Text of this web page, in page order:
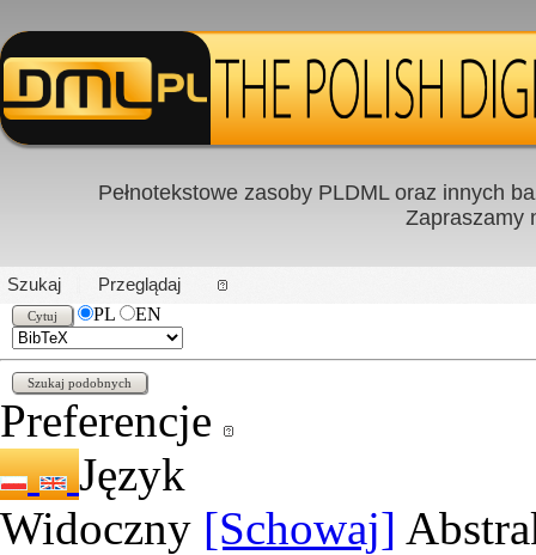
PL|EN
Pełnotekstowe zasoby PLDML oraz innych
Zapraszamy
Szukaj
Przeglądaj
PL
EN
Preferencje
Język
Widoczny [Schowaj]